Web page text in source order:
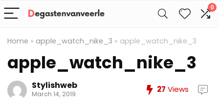
0
Home » apple_watch_nike_3 » apple_watch_nike_3
apple_watch_nike_3
Stylishweb
March 14, 2019 27 Views